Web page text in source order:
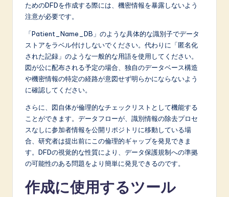
ためのDFDを作成する際には、機密情報を暴露しないよう
注意が必要です。
「Patient_Name_DB」のような具体的な識別子でデータ
ストアをラベル付けしないでください。代わりに「匿名化
された記録」のような一般的な用語を使用してください。
図が公に配布される予定の場合、独自のデータベース構造
や機密情報の特定の経路が意図せず明らかにならないよう
に確認してください。
さらに、図自体が倫理的なチェックリストとして機能する
ことができます。データフローが、識別情報の除去プロセ
スなしに参加者情報を公開リポジトリに移動している場
合、研究者は提出前にこの倫理的ギャップを発見できま
す。DFDの視覚的な性質により、データ保護規制への準拠
の可能性のある問題をより簡単に発見できるのです。
作成に使用するツール